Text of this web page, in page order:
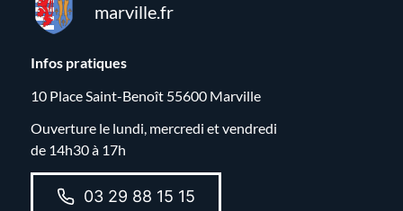
marville.fr
Infos pratiques
10 Place Saint-Benoît 55600 Marville
Ouverture le lundi, mercredi et vendredi
de 14h30 à 17h
03 29 88 15 15